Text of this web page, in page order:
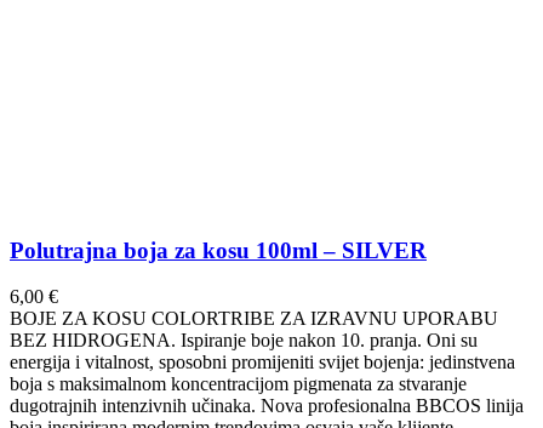
Polutrajna boja za kosu 100ml – SILVER
6,00 €
BOJE ZA KOSU COLORTRIBE ZA IZRAVNU UPORABU
BEZ HIDROGENA. Ispiranje boje nakon 10. pranja. Oni su
energija i vitalnost, sposobni promijeniti svijet bojenja: jedinstvena
boja s maksimalnom koncentracijom pigmenata za stvaranje
dugotrajnih intenzivnih učinaka. Nova profesionalna BBCOS linija